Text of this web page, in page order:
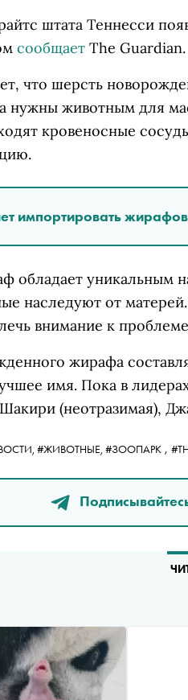
штата Теннесси
сообщает The Guardian.
что шерсть
нужны животным для
кровеносные
импортировать
обладает уникальным
наследуют от
внимание к
жирафа
имя. Пока в
(неотразимая),
#ЖИВОТНЫЕ, #ЗООПАРК ,